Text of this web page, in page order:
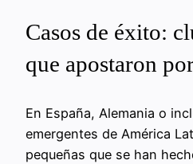
Casos de éxito:
que apostaron
En España, Alemania o
emergentes de América
pequeñas que se han